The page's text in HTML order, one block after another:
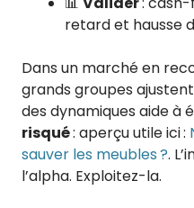
retard et hausse
Dans un marché en
grands groupes
des dynamiques aide à
risqué: aperçu utile ici :
sauver les meubles ?.
l’alpha. Exploitez-la.